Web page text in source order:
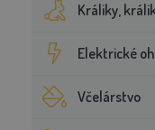
Králiky,
Elektrické
Včelárstvo